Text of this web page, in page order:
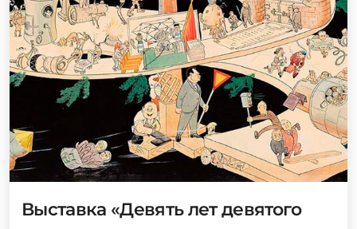
Выставка «Девять лет девятого